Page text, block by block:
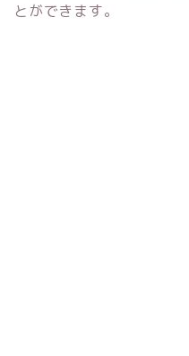
とができます。